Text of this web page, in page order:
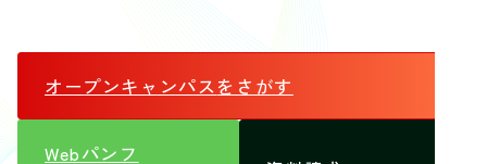
オープンキャンパスをさがす
Webパンフ